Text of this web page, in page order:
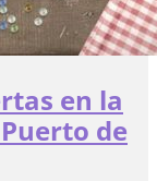
en la
de